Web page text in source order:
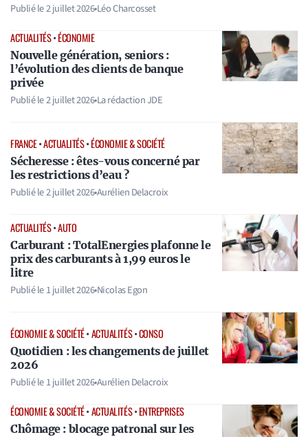
Publié le2 juillet 2026•Léo Charcosset
ACTUALITÉS•ÉCONOMIE
Nouvelle génération, seniors :
l’évolution des clients de banque
privée
Publié le2 juillet 2026•La rédaction JDE
FRANCE•ACTUALITÉS•ÉCONOMIE & SOCIÉTÉ
Sécheresse : êtes-vous concerné par
les restrictions d’eau ?
Publié le2 juillet 2026•Aurélien Delacroix
ACTUALITÉS•AUTO
Carburant : TotalEnergies plafonne le
prix des carburants à 1,99 euros le
litre
Publié le1 juillet 2026•Nicolas Egon
ÉCONOMIE & SOCIÉTÉ•ACTUALITÉS•CONSO
Quotidien : les changements de juillet
2026
Publié le1 juillet 2026•Aurélien Delacroix
ÉCONOMIE & SOCIÉTÉ•ACTUALITÉS•ENTREPRISES
Chômage : blocage patronal sur les